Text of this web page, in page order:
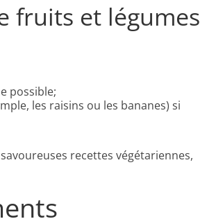
fruits et légumes
possible;
les raisins ou les bananes) si
recettes végétariennes,